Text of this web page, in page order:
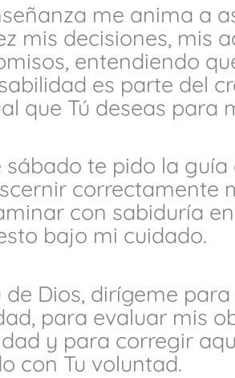
me anima a
mis decisiones, mis
entendiendo
es parte del
que Tú deseas para
sábado te pido la guía
correctamente
con sabiduría
bajo mi cuidado.
de Dios, dirígeme
para evaluar mis
y para corregir
con Tu voluntad.